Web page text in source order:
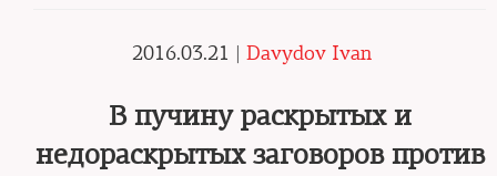
2016.03.21 | Davydov Ivan
В пучину раскрытых и
недораскрытых заговоров против